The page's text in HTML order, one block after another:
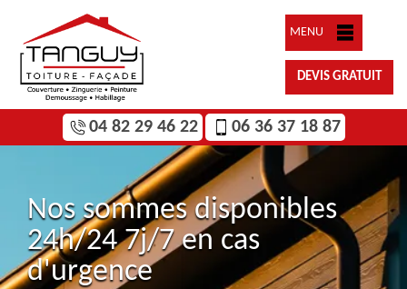
MENU
DEVIS GRATUIT
04 82 29 46 22 06 36 37 18 87
Nos sommes disponibles
24h/24 7j/7 en cas
d'urgence